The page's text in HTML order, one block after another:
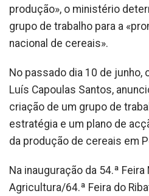
produção», o ministério
grupo de trabalho para a
nacional de cereais».
No passado dia 10 de junho,
Luís Capoulas Santos,
criação de um grupo de
estratégia e um plano de
da produção de cereais em
Na inauguração da 54.ª Feira
Agricultura/64.ª Feira do